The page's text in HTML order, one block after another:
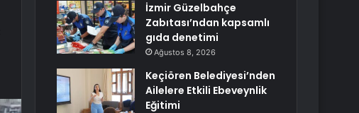
İzmir Güzelbahçe
Zabıtası’ndan kapsamlı
gıda denetimi
Ağustos 8, 2026
Keçiören Belediyesi’nden
Ailelere Etkili Ebeveynlik
Eğitimi